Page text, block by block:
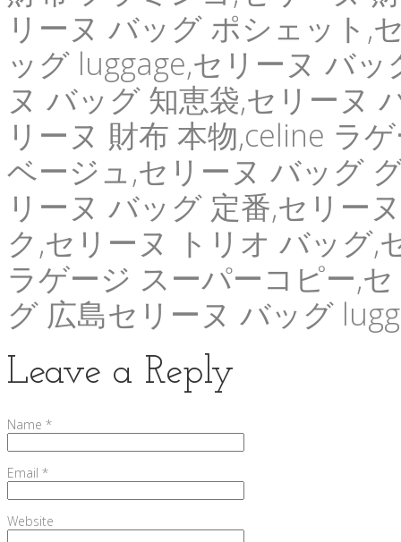
リーヌ バッグ ポシェット,
ッグ luggage,セリーヌ バ
ヌ バッグ 知恵袋,セリーヌ
リーヌ 財布 本物,celine ラ
ベージュ,セリーヌ バッグ
リーヌ バッグ 定番,セリー
ク,セリーヌ トリオ バッグ,
ラゲージ スーパーコピー,
グ 広島セリーヌ バッグ
Leave a Reply
Name *
Email *
Website